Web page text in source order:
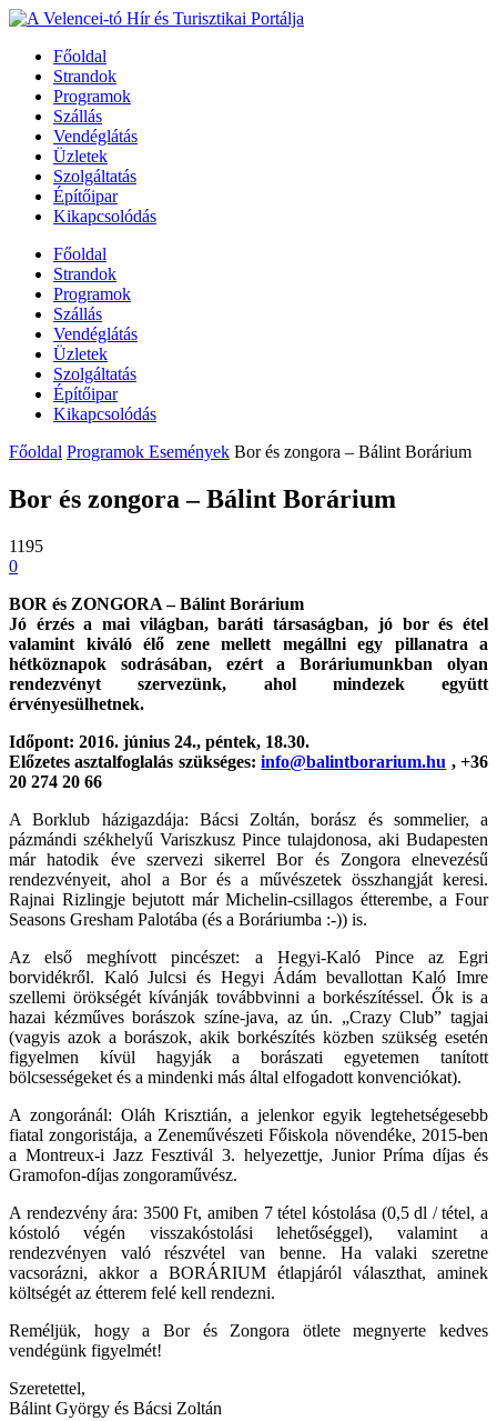
Főoldal
Strandok
Programok
Szállás
Vendéglátás
Üzletek
Szolgáltatás
Építőipar
Kikapcsolódás
Főoldal
Strandok
Programok
Szállás
Vendéglátás
Üzletek
Szolgáltatás
Építőipar
Kikapcsolódás
Főoldal Programok Események Bor és zongora – Bálint Borárium
Bor és zongora – Bálint Borárium
1195
0
BOR és ZONGORA – Bálint Borárium
Jó érzés a mai világban, baráti társaságban, jó bor és étel
valamint kiváló élő zene mellett megállni egy pillanatra a
hétköznapok sodrásában, ezért a Boráriumunkban olyan
rendezvényt szervezünk, ahol mindezek együtt
érvényesülhetnek.
Időpont: 2016. június 24., péntek, 18.30.
Előzetes asztalfoglalás szükséges:info@balintborarium.hu , +36
20 274 20 66
A Borklub házigazdája: Bácsi Zoltán, borász és sommelier, a
pázmándi székhelyű Variszkusz Pince tulajdonosa, aki Budapesten
már hatodik éve szervezi sikerrel Bor és Zongora elnevezésű
rendezvényeit, ahol a Bor és a művészetek összhangját keresi.
Rajnai Rizlingje bejutott már Michelin-csillagos étterembe, a Four
Seasons Gresham Palotába (és a Boráriumba :-)) is.
Az első meghívott pincészet: a Hegyi-Kaló Pince az Egri
borvidékről. Kaló Julcsi és Hegyi Ádám bevallottan Kaló Imre
szellemi örökségét kívánják továbbvinni a borkészítéssel. Ők is a
hazai kézműves borászok színe-java, az ún. „Crazy Club” tagjai
(vagyis azok a borászok, akik borkészítés közben szükség esetén
figyelmen kívül hagyják a borászati egyetemen tanított
bölcsességeket és a mindenki más által elfogadott konvenciókat).
A zongoránál: Oláh Krisztián, a jelenkor egyik legtehetségesebb
fiatal zongoristája, a Zeneművészeti Főiskola növendéke, 2015-ben
a Montreux-i Jazz Fesztivál 3. helyezettje, Junior Príma díjas és
Gramofon-díjas zongoraművész.
A rendezvény ára: 3500 Ft, amiben 7 tétel kóstolása (0,5 dl / tétel, a
kóstoló végén visszakóstolási lehetőséggel), valamint a
rendezvényen való részvétel van benne. Ha valaki szeretne
vacsorázni, akkor a BORÁRIUM étlapjáról választhat, aminek
költségét az étterem felé kell rendezni.
Reméljük, hogy a Bor és Zongora ötlete megnyerte kedves
vendégünk figyelmét!
Szeretettel,
Bálint György és Bácsi Zoltán